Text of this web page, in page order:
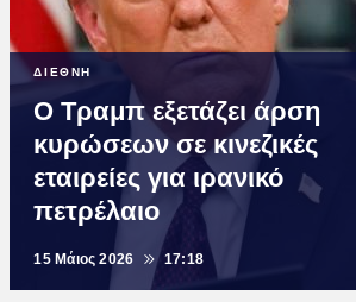
ΔΙΕΘΝΗ
Ο Τραμπ εξετάζει άρση
κυρώσεων σε κινεζικές
εταιρείες για ιρανικό
πετρέλαιο
15 Μάιος 2026 17:18